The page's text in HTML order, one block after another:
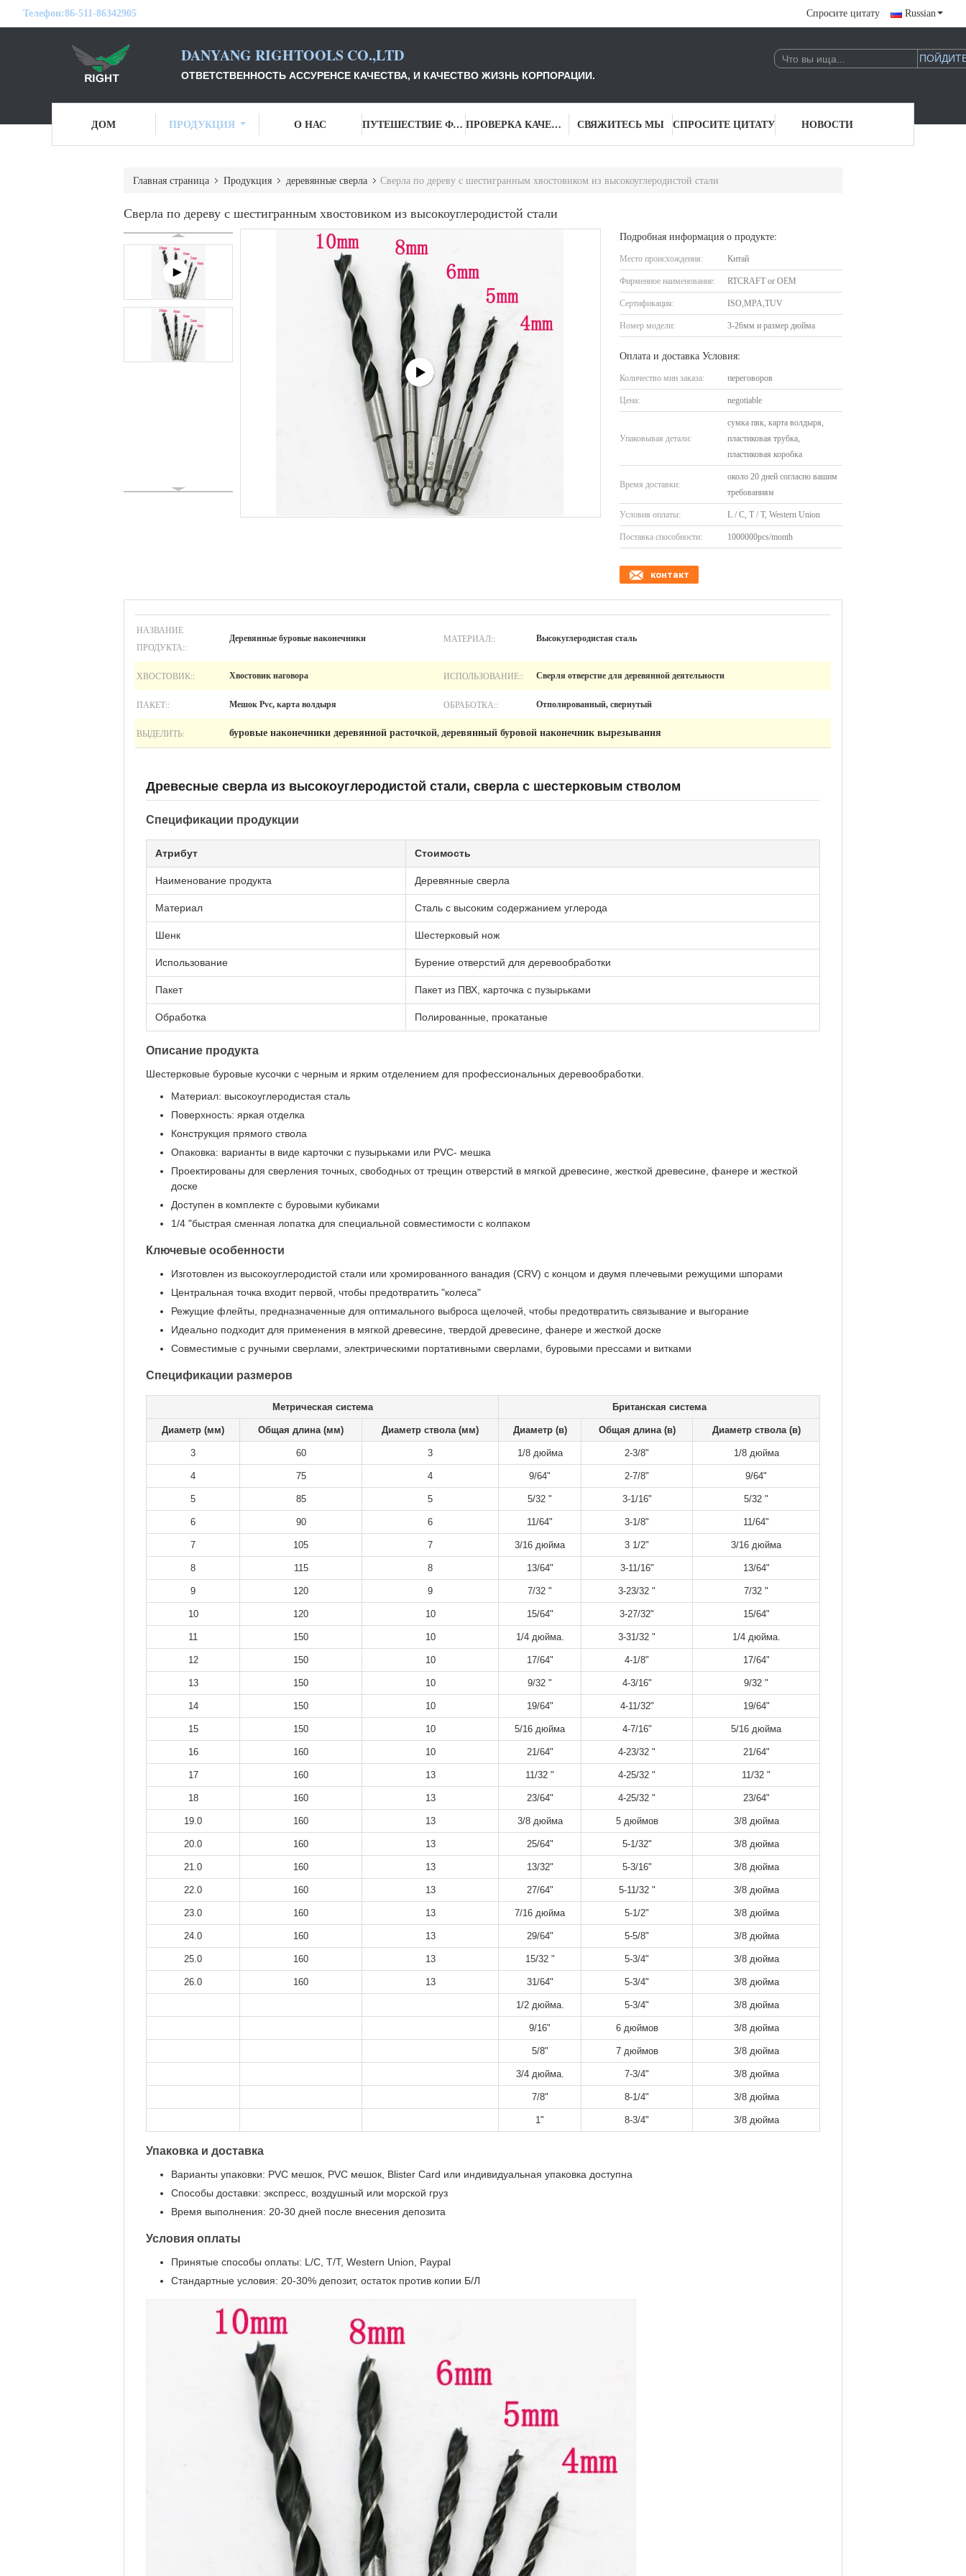
Телефон:86-511-86342905 Спросите цитату Russian
DANYANG RIGHTOOLS CO.,LTD
ОТВЕТСТВЕННОСТЬ АССУРЕНСЕ КАЧЕСТВА, И КАЧЕСТВО ЖИЗНЬ КОРПОРАЦИИ.
ДОМ ПРОДУКЦИЯ О НАС ПУТЕШЕСТВИЕ ФАБРИКИ ПРОВЕРКА КАЧЕСТВА СВЯЖИТЕСЬ МЫ СПРОСИТЕ ЦИТАТУ НОВОСТИ
Главная страница Продукция деревянные сверла Сверла по дереву с шестигранным хвостовиком из высокоуглеродистой стали
Сверла по дереву с шестигранным хвостовиком из высокоуглеродистой стали
Подробная информация о продукте:
Место происхождения: Китай
Фирменное наименование: RTCRAFT or OEM
Сертификация: ISO,MPA,TUV
Номер модели: 3-26мм и размер дюйма
Оплата и доставка Условия:
Количество мин заказа: переговоров
Цена: negotiable
Упаковывая детали:
сумка пвк, карта волдыря,
пластиковая трубка,
пластиковая коробка
Время доставки:
около 20 дней согласно вашим
требованиям
Условия оплаты: L / C, T / T, Western Union
Поставка способности: 1000000pcs/month
контакт
НАЗВАНИЕ
ПРОДУКТА::
Деревянные буровые наконечники МАТЕРИАЛ:: Высокуглеродистая сталь
ХВОСТОВИК:: Хвостовик наговора ИСПОЛЬЗОВАНИЕ:: Сверля отверстие для деревянной деятельности
ПАКЕТ:: Мешок Pvc, карта волдыря ОБРАБОТКА:: Отполированный, свернутый
ВЫДЕЛИТЬ: буровые наконечники деревянной расточкой, деревянный буровой наконечник вырезывания
Древесные сверла из высокоуглеродистой стали, сверла с шестерковым стволом
Спецификации продукции
Атрибут Стоимость
Наименование продукта Деревянные сверла
Материал Сталь с высоким содержанием углерода
Шенк Шестерковый нож
Использование Бурение отверстий для деревообработки
Пакет Пакет из ПВХ, карточка с пузырьками
Обработка Полированные, прокатаные
Описание продукта
Шестерковые буровые кусочки с черным и ярким отделением для профессиональных деревообработки.
Материал: высокоуглеродистая сталь
Поверхность: яркая отделка
Конструкция прямого ствола
Опаковка: варианты в виде карточки с пузырьками или PVC- мешка
Проектированы для сверления точных, свободных от трещин отверстий в мягкой древесине, жесткой древесине, фанере и жесткой
доске
Доступен в комплекте с буровыми кубиками
1/4 "быстрая сменная лопатка для специальной совместимости с колпаком
Ключевые особенности
Изготовлен из высокоуглеродистой стали или хромированного ванадия (CRV) с концом и двумя плечевыми режущими шпорами
Центральная точка входит первой, чтобы предотвратить "колеса"
Режущие флейты, предназначенные для оптимального выброса щелочей, чтобы предотвратить связывание и выгорание
Идеально подходит для применения в мягкой древесине, твердой древесине, фанере и жесткой доске
Совместимые с ручными сверлами, электрическими портативными сверлами, буровыми прессами и витками
Спецификации размеров
Метрическая система Британская система
Диаметр (мм) Общая длина (мм) Диаметр ствола (мм) Диаметр (в) Общая длина (в) Диаметр ствола (в)
3 60 3 1/8 дюйма 2-3/8" 1/8 дюйма
4 75 4 9/64" 2-7/8" 9/64"
5 85 5 5/32 " 3-1/16" 5/32 "
6 90 6 11/64" 3-1/8" 11/64"
7 105 7 3/16 дюйма 3 1/2" 3/16 дюйма
8 115 8 13/64" 3-11/16" 13/64"
9 120 9 7/32 " 3-23/32 " 7/32 "
10 120 10 15/64" 3-27/32" 15/64"
11 150 10 1/4 дюйма. 3-31/32 " 1/4 дюйма.
12 150 10 17/64" 4-1/8" 17/64"
13 150 10 9/32 " 4-3/16" 9/32 "
14 150 10 19/64" 4-11/32" 19/64"
15 150 10 5/16 дюйма 4-7/16" 5/16 дюйма
16 160 10 21/64" 4-23/32 " 21/64"
17 160 13 11/32 " 4-25/32 " 11/32 "
18 160 13 23/64" 4-25/32 " 23/64"
19.0 160 13 3/8 дюйма 5 дюймов 3/8 дюйма
20.0 160 13 25/64" 5-1/32" 3/8 дюйма
21.0 160 13 13/32" 5-3/16" 3/8 дюйма
22.0 160 13 27/64" 5-11/32 " 3/8 дюйма
23.0 160 13 7/16 дюйма 5-1/2" 3/8 дюйма
24.0 160 13 29/64" 5-5/8" 3/8 дюйма
25.0 160 13 15/32 " 5-3/4" 3/8 дюйма
26.0 160 13 31/64" 5-3/4" 3/8 дюйма
1/2 дюйма. 5-3/4" 3/8 дюйма
9/16" 6 дюймов 3/8 дюйма
5/8" 7 дюймов 3/8 дюйма
3/4 дюйма. 7-3/4" 3/8 дюйма
7/8" 8-1/4" 3/8 дюйма
1" 8-3/4" 3/8 дюйма
Упаковка и доставка
Варианты упаковки: PVC мешок, PVC мешок, Blister Card или индивидуальная упаковка доступна
Способы доставки: экспресс, воздушный или морской груз
Время выполнения: 20-30 дней после внесения депозита
Условия оплаты
Принятые способы оплаты: L/C, T/T, Western Union, Paypal
Стандартные условия: 20-30% депозит, остаток против копии Б/Л